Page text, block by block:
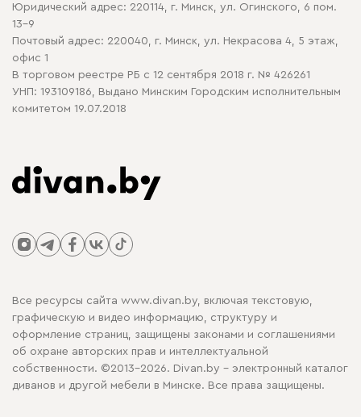
Политика в отношении обработки cookie
Юридический адрес: 220114, г. Минск, ул. Огинского, 6 пом.
13-9
Почтовый адрес: 220040, г. Минск, ул. Некрасова 4, 5 этаж,
офис 1
В торговом реестре РБ с 12 сентября 2018 г. № 426261
УНП: 193109186, Выдано Минским Городским исполнительным
комитетом 19.07.2018
Все ресурсы сайта www.divan.by, включая текстовую,
графическую и видео информацию, структуру и
оформление страниц, защищены законами и соглашениями
об охране авторских прав и интеллектуальной
собственности. ©2013-2026. Divan.by - электронный каталог
диванов и другой мебели в Минске. Все права защищены.